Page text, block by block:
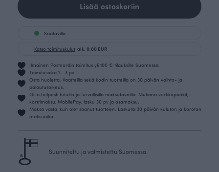
Lisää ostoskoriin
Saatavilla
Katso toimituskulut alk. 0.00 EUR
Ilmainen Postnordin toimitus yli 100 € tilauksille Suomessa.
Toimitusaika 1 - 3 pv
Osta huoletta. Vaatteilla sekä kodin tuotteilla on 30 päivän vaihto- ja
palautusoikeus.
Osta helposti tutuilla ja turvallisilla maksutavoilla. Mukana verkkopankit,
korttimaksu, MobilePay, lasku 30 pv ja osamaksu.
Maksa vasta, kun olet saanut tuotteen. Laskulla 30 päivän kuluton ja koroton
maksuaika.
Suunniteltu ja valmistettu Suomessa.